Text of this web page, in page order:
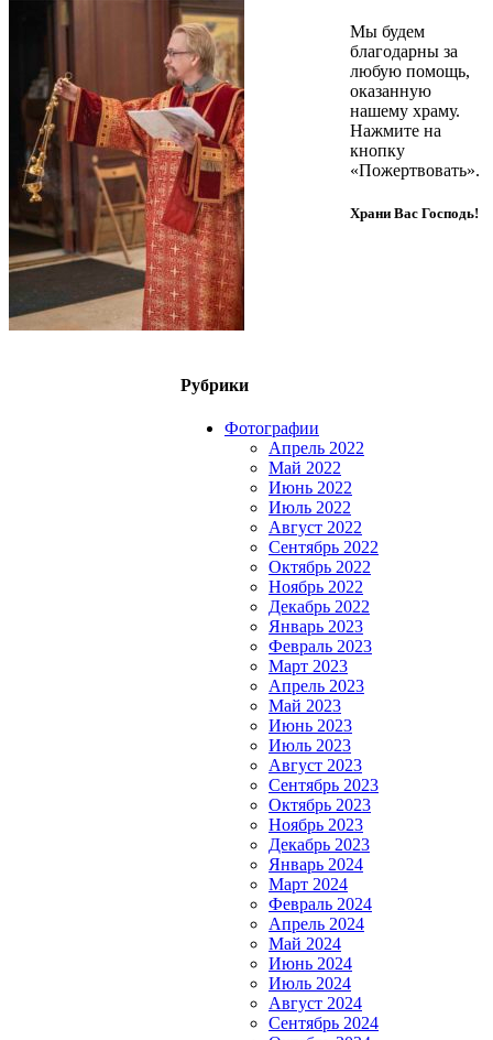
Рубрики
Фотографии
Апрель 2022
Май 2022
Июнь 2022
Июль 2022
Август 2022
Сентябрь 2022
Октябрь 2022
Ноябрь 2022
Декабрь 2022
Январь 2023
Февраль 2023
Март 2023
Апрель 2023
Май 2023
Июнь 2023
Июль 2023
Август 2023
Сентябрь 2023
Октябрь 2023
Ноябрь 2023
Декабрь 2023
Январь 2024
Март 2024
Февраль 2024
Апрель 2024
Май 2024
Июнь 2024
Июль 2024
Август 2024
Сентябрь 2024
Мы будем
благодарны за
любую помощь,
оказанную
нашему храму.
Нажмите на
кнопку
«Пожертвовать».
Храни Вас Господь!